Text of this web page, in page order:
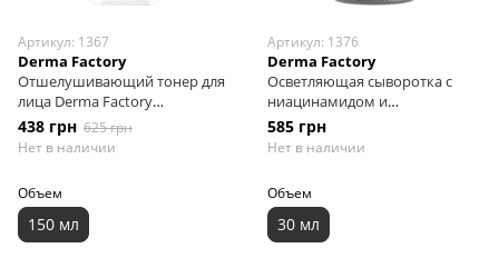
Артикул: 1367
Derma Factory
Отшелушивающий тонер для
лица Derma Factory
Gluconolactone 10% Treatment,
150 мл
438 грн 625 грн
Нет в наличии
Объем
150 мл
Артикул: 1376
Derma Factory
Осветляющая сыворотка с
ниацинамидом и
транексамовой кислотой
Derma Factory Niacin
585 грн
Нет в наличии
Объем
30 мл